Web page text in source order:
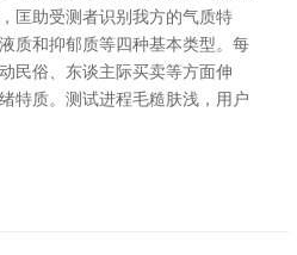
匡助受测者识别我方的气质特
质和抑郁质等四种基本类型。每
民俗、东谈主际买卖等方面伸
特质。测试进程毛糙肤浅，用户